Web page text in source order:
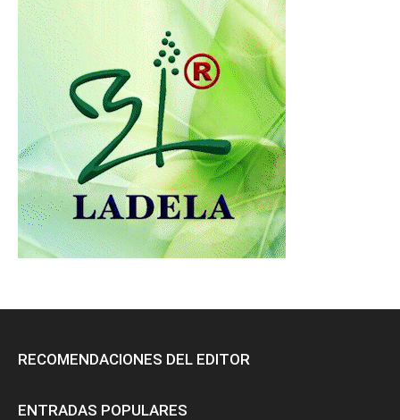
RECOMENDACIONES DEL EDITOR
ENTRADAS POPULARES